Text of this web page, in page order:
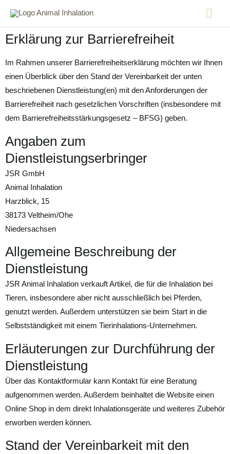
Erklärung zur Barrierefreiheit
Im Rahmen unserer Barrierefreiheitserklärung möchten wir Ihnen
einen Überblick über den Stand der Vereinbarkeit der unten
beschriebenen Dienstleistung(en) mit den Anforderungen der
Barrierefreiheit nach gesetzlichen Vorschriften (insbesondere mit
dem Barrierefreiheitsstärkungsgesetz – BFSG) geben.
Angaben zum
Dienstleistungserbringer
JSR GmbH
Animal Inhalation
Harzblick, 15
38173 Veltheim/Ohe
Niedersachsen
Allgemeine Beschreibung der
Dienstleistung
JSR Animal Inhalation verkauft Artikel, die für die Inhalation bei
Tieren, insbesondere aber nicht ausschließlich bei Pferden,
genutzt werden. Außerdem unterstützen sie beim Start in die
Selbstständigkeit mit einem Tierinhalations-Unternehmen.
Erläuterungen zur Durchführung der
Dienstleistung
Über das Kontaktformular kann Kontakt für eine Beratung
aufgenommen werden. Außerdem beinhaltet die Website einen
Online Shop in dem direkt Inhalationsgeräte und weiteres Zubehör
erworben werden können.
Stand der Vereinbarkeit mit den